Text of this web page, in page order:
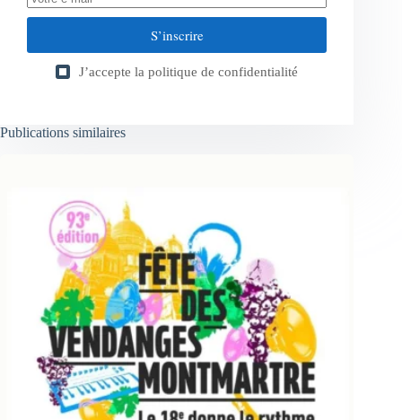
S’inscrire
J’accepte la politique de confidentialité
Publications similaires